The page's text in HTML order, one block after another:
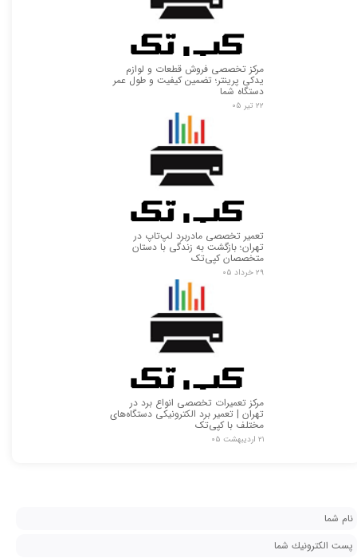
مرکز تخصصی فروش قطعات و لوازم
یدکی پرینتر؛ تضمین کیفیت و طول عمر
دستگاه شما
۲۲ تیر ۰۵
تعمیر تخصصی مادربرد لپ‌تاپ در
تهران؛ بازگشت به زندگی با دستان
متخصصان کپی‌تک
۲۹ خرداد ۰۵
مرکز تعمیرات تخصصی انواع برد در
تهران | تعمیر برد الکترونیکی دستگاه‌های
مختلف با کپی‌تک
۲۱ اردیبهشت ۰۵